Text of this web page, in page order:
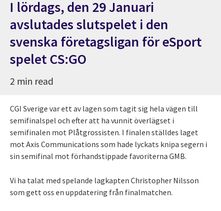
I lördags, den 29 Januari
avslutades slutspelet i den
svenska företagsligan för eSport
spelet CS:GO
2 min read
CGI Sverige var ett av lagen som tagit sig hela vägen till
semifinalspel och efter att ha vunnit överlägset i
semifinalen mot Plåtgrossisten. I finalen ställdes laget
mot Axis Communications som hade lyckats knipa segern i
sin semifinal mot förhandstippade favoriterna GMB.
Vi ha talat med spelande lagkapten Christopher Nilsson
som gett oss en uppdatering från finalmatchen.